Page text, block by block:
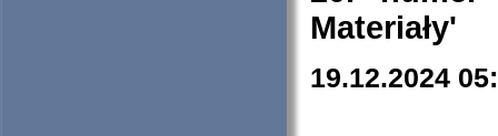
Materiały'
19.12.2024